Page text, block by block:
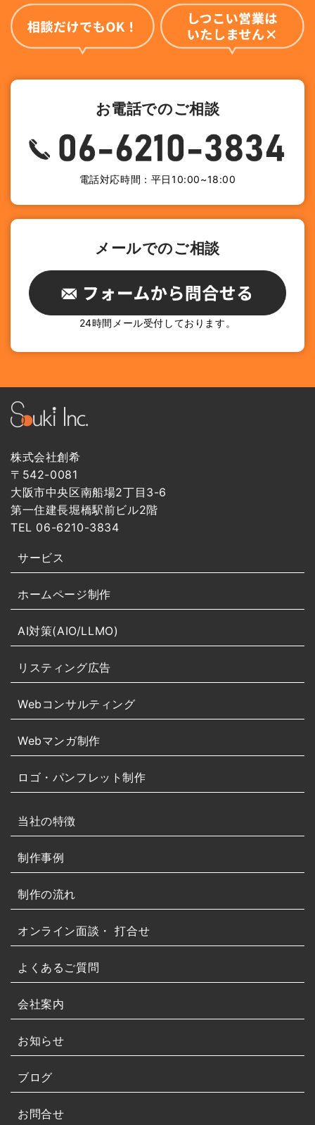
お電話でのご相談
電話対応時間：平日10:00~18:00
メールでのご相談
24時間メール受付しております。
株式会社創希
〒542-0081
大阪市中央区南船場2丁目3-6
第一住建長堀橋駅前ビル2階
TEL 06-6210-3834
サービス
ホームページ制作
AI対策(AIO/LLMO)
リスティング広告
Webコンサルティング
Webマンガ制作
ロゴ・パンフレット制作
当社の特徴
制作事例
制作の流れ
オンライン面談・ 打合せ
よくあるご質問
会社案内
お知らせ
ブログ
お問合せ